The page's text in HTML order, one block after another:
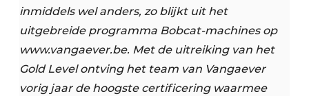
inmiddels wel anders, zo blijkt uit het
uitgebreide programma Bobcat-machines op
www.vangaever.be. Met de uitreiking van het
Gold Level ontving het team van Vangaever
vorig jaar de hoogste certificering waarmee